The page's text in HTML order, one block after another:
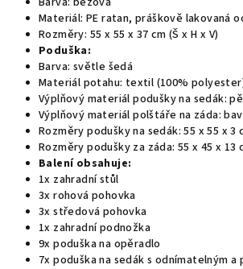
Materiál: PE ratan, práškově lakovaná
Rozměry: 55 x 55 x 37 cm (Š x H x V)
Poduška:
Barva: světle šedá
Materiál potahu: textil (100%
Výplňový materiál podušky na sedák:
Výplňový materiál polštáře na záda:
Rozměry podušky na sedák: 55 x 55 x 3
Rozměry podušky za záda: 55 x 45 x 13
Balení obsahuje:
1x zahradní stůl
3x rohová pohovka
3x středová pohovka
1x zahradní podnožka
9x poduška na opěradlo
7x poduška na sedák s odnímatelným